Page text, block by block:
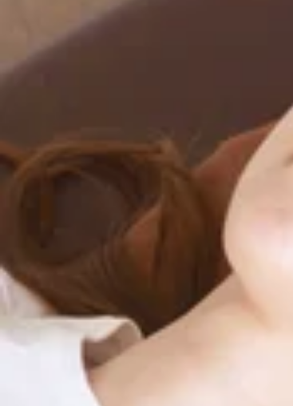
マッサージファンにも人気の
『全身ボディケア&肩甲骨ストレッチ』
平日・土日・祝日
11:30～21:00 (最終受付20:20)
その場で次回のご予約をしていただいた方には
【住所】東京都品川区 戸越3-2-1 1F
【アクセス】
東急池上線・戸越銀座駅から徒歩3分、
都営浅草線・戸越駅から徒歩1分!
五反田駅・大崎駅からも通いやすい
戸越銀座商店街の中にございます。